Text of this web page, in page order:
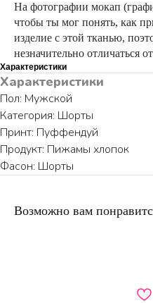
На фотографии мокап
чтобы ты мог понять, как
изделие с этой тканью,
незначительно отличаться
Характеристики
Характеристики
Пол: Мужской
Категория: Шорты
Принт: Пуффендуй
Продукт: Пижамы хлопок
Фасон: Шорты
Возможно вам